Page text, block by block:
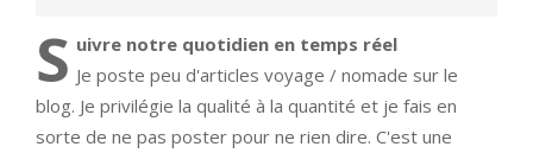
S uivre notre quotidien en temps réel
Je poste peu d'articles voyage / nomade sur le
blog. Je privilégie la qualité à la quantité et je fais en
sorte de ne pas poster pour ne rien dire. C'est une